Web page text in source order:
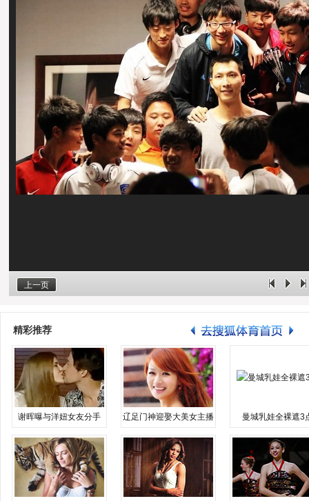
上一页
精彩推荐
谢晖曝与洋妞女友分手 辽足门神迎娶大美女主播 曼城乳娃全裸遮3